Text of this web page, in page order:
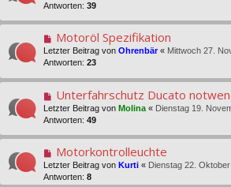
Antworten: 39
Motoröl Spezifikation
Letzter Beitrag von Ohrenbär« Mittwoch 27.
Antworten: 23
Unterfahrschutz Ducato
Letzter Beitrag von Molina « Dienstag 19.
Antworten: 49
Motorkontrolleuchte
Letzter Beitrag von Kurti « Dienstag 22.
Antworten: 8